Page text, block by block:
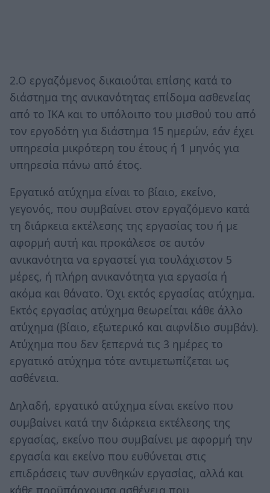
2.Ο εργαζόμενος δικαιούται επίσης κατά το
διάστημα της ανικανότητας επίδομα ασθενείας
από το ΙΚΑ και το υπόλοιπο του μισθού του από
τον εργοδότη για διάστημα 15 ημερών, εάν έχει
υπηρεσία μικρότερη του έτους ή 1 μηνός για
υπηρεσία πάνω από έτος.
Εργατικό ατύχημα είναι το βίαιο, εκείνο,
γεγονός, που συμβαίνει στον εργαζόμενο κατά
τη διάρκεια εκτέλεσης της εργασίας του ή με
αφορμή αυτή και προκάλεσε σε αυτόν
ανικανότητα να εργαστεί για τουλάχιστον 5
μέρες, ή πλήρη ανικανότητα για εργασία ή
ακόμα και θάνατο. Όχι εκτός εργασίας ατύχημα.
Εκτός εργασίας ατύχημα θεωρείται κάθε άλλο
ατύχημα (βίαιο, εξωτερικό και αιφνίδιο συμβάν).
Ατύχημα που δεν ξεπερνά τις 3 ημέρες το
εργατικό ατύχημα τότε αντιμετωπίζεται ως
ασθένεια.
Δηλαδή, εργατικό ατύχημα είναι εκείνο που
συμβαίνει κατά την διάρκεια εκτέλεσης της
εργασίας, εκείνο που συμβαίνει με αφορμή την
εργασία και εκείνο που ευθύνεται στις
επιδράσεις των συνθηκών εργασίας, αλλά και
κάθε προϋπάρχουσα ασθένεια που